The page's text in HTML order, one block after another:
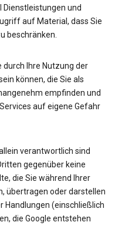
Dienstleistungen und
auf Material, dass Sie
beschränken.
durch Ihre Nutzung der
können, die Sie als
empfinden und
auf eigene Gefahr
verantwortlich sind
gegenüber keine
die Sie während Ihrer
übertragen oder darstellen
Handlungen (einschließlich
die Google entstehen